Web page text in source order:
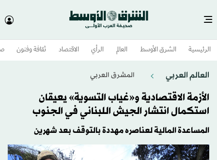
الرئيسية الشرق الأوسط​ العالم الرأي الاقتصاد ثقافة وفنون
العالم العربي المشرق العربي
الأزمة الاقتصادية و«غياب التسوية» يعيقان
استكمال انتشار الجيش اللبناني في الجنوب
المساعدة المالية لعناصره مهددة بالتوقف بعد شهرين